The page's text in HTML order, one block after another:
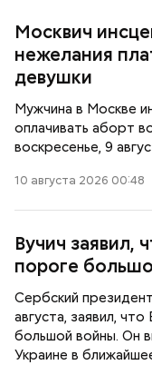
Москвич
нежелания
девушки
Мужчина в Москве
оплачивать аборт
воскресенье, 9
10 августа 2026 00:48
Вучич заявил,
пороге
Сербский
августа, заявил,
большой войны. Он
Украине в